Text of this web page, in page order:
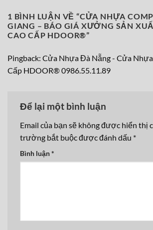
1 BÌNH LUẬN VỀ “CỬA NHỰA
GIANG – BÁO GIÁ XƯỞNG SẢN
CAO CẤP HDOOR®”
Pingback: Cửa Nhựa Đà Nẵng - Cửa
Cấp HDOOR® 0986.55.11.89
Để lại một bình luận
Email của bạn sẽ không được hiển thị
trường bắt buộc được đánh dấu *
Bình luận*